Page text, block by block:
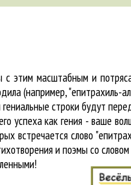
с этим масштабным и
(например, "епитрахиль-
строки будут
успеха как гения - ваше
встречаетсяслово
и поэмы со